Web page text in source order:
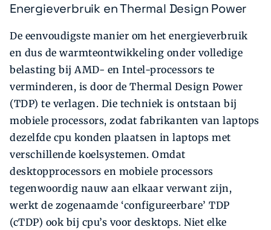
Energieverbruik en Thermal Design Power
De eenvoudigste manier om het energieverbruik
en dus de warmteontwikkeling onder volledige
belasting bij AMD- en Intel-processors te
verminderen, is door de Thermal Design Power
(TDP) te verlagen. Die techniek is ontstaan bij
mobiele processors, zodat fabrikanten van laptops
dezelfde cpu konden plaatsen in laptops met
verschillende koelsystemen. Omdat
desktopprocessors en mobiele processors
tegenwoordig nauw aan elkaar verwant zijn,
werkt de zogenaamde ‘configureerbare’ TDP
(cTDP) ook bij cpu’s voor desktops. Niet elke